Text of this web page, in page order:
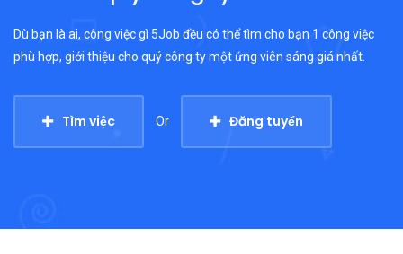
Dù bạn là ai, công việc gì 5Job đều có thể tìm cho bạn 1 công việc
phù hợp, giới thiệu cho quý công ty một ứng viên sáng giá nhất.
Tìm việc Or Đăng tuyển